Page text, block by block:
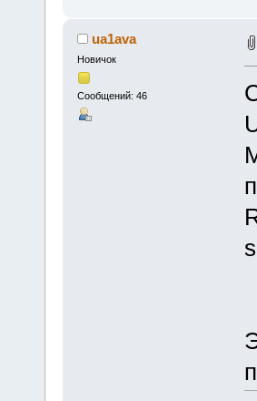
ua1ava
Новичок
Сообщений: 46